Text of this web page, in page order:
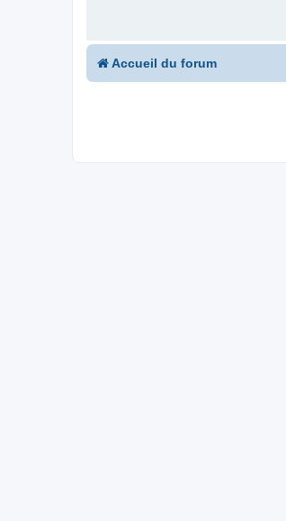
Accueil du forum